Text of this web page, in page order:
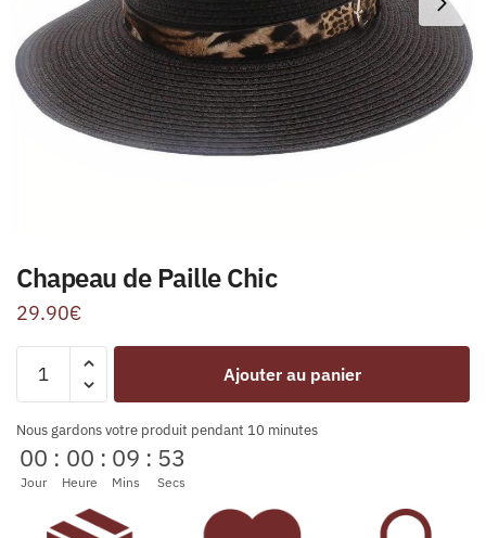
Chapeau de Paille Chic
29.90€
Ajouter au panier
Nous gardons votre produit pendant 10 minutes
00
Jour
: 00
Heure
: 09
Mins
: 53
Secs